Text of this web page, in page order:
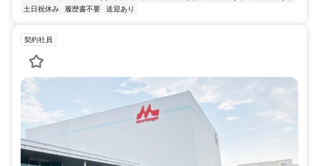
土日祝休み
履歴書不要 送迎あり
契約社員